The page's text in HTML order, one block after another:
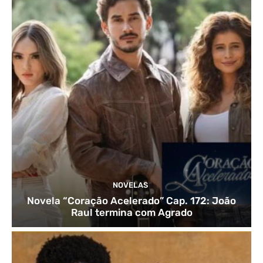
NOVELAS
Novela “Coração Acelerado” Cap. 172: João
Raul termina com Agrado